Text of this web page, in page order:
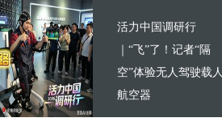
活力中国调研行
｜“飞”了！记者“隔
空”体验无人驾驶载人
航空器